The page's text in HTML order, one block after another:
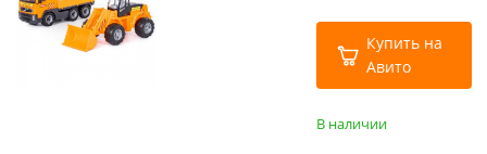
Купить на
Авито
В наличии